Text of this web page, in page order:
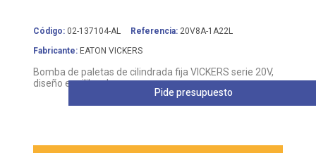
Código: 02-137104-AL Referencia: 20V8A-1A22L
Fabricante: EATON VICKERS
Bomba de paletas de cilindrada fija VICKERS serie 20V,
diseño equilibrado
Pide presupuesto